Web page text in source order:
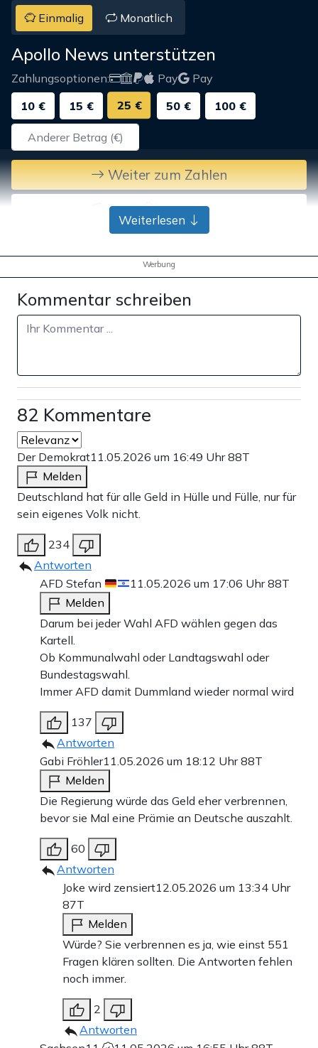
Einmalig Monatlich
Apollo News unterstützen
Zahlungsoptionen: Pay
Pay
10 €
15 € 25 € 50 € 100 €
Weiter zum Zahlen
Bank-Überweisung
Weiterlesen
Werbung
Kommentar schreiben
82 Kommentare
Der Demokrat11.05.2026 um 16:49 Uhr88T
Melden
Deutschland hat für alle Geld in Hülle und Fülle, nur für
sein eigenes Volk nicht.
234
Antworten
AFD Stefan
11.05.2026 um 17:06 Uhr88T
Melden
Darum bei jeder Wahl AFD wählen gegen das
Kartell.
Ob Kommunalwahl oder Landtagswahl oder
Bundestagswahl.
Immer AFD damit Dummland wieder normal wird
137
Antworten
Gabi Fröhler11.05.2026 um 18:12 Uhr88T
Melden
Die Regierung würde das Geld eher verbrennen,
bevor sie Mal eine Prämie an Deutsche auszahlt.
60
Antworten
Joke wird zensiert12.05.2026 um 13:34 Uhr
87T
Melden
Würde? Sie verbrennen es ja, wie einst 551
Fragen klären sollten. Die Antworten fehlen
noch immer.
2
Antworten